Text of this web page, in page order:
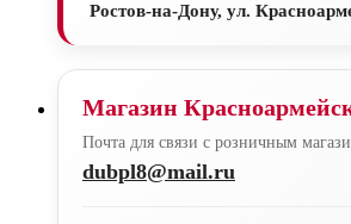
Ростов-на-Дону, ул.
Магазин
Почта для связи с розничным
dubpl8@mail.ru